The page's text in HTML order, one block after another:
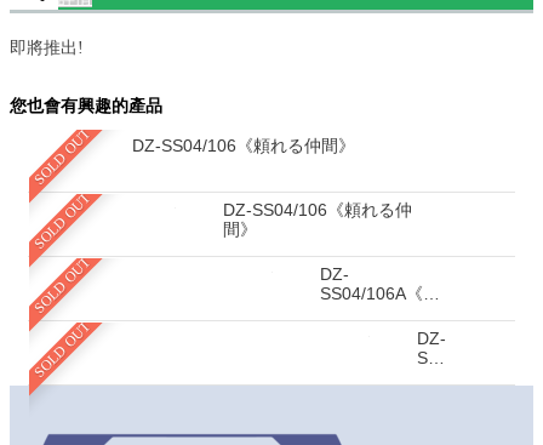
即將推出!
您也會有興趣的產品
SOLD OUT DZ-SS04/106《頼れる仲間》
SOLD OUT
DZ-SS04/106《頼れる仲
間》
SOLD OUT
DZ-
SS04/106A《頼
SOLD OUT
DZ-
SS04/105E《夢